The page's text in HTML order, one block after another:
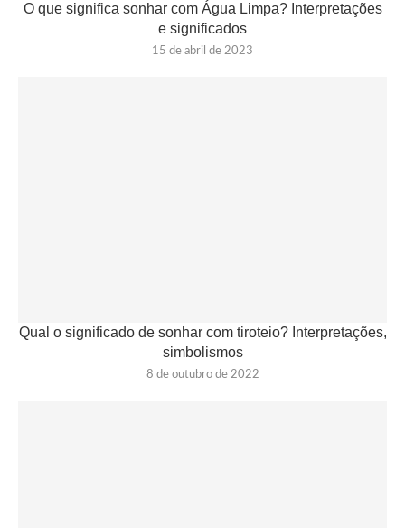
O que significa sonhar com Água Limpa? Interpretações
e significados
15 de abril de 2023
Qual o significado de sonhar com tiroteio? Interpretações,
simbolismos
8 de outubro de 2022